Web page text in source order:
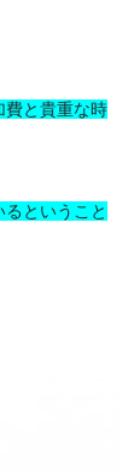
費と貴重な時
ということ